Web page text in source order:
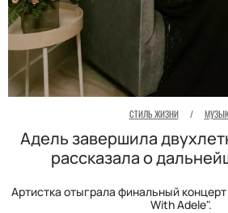
СТИЛЬ ЖИЗНИ /
Адель завершила
рассказала о
Артистка отыграла финальный
With Adele".